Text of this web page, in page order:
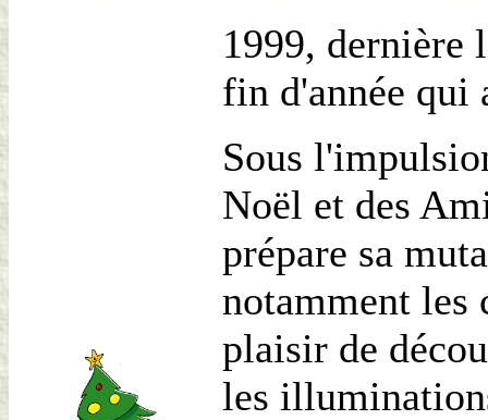
1999, dernière
fin d'année qui
Sous
Noël et des
prépare sa
notamment les
plaisir de
les